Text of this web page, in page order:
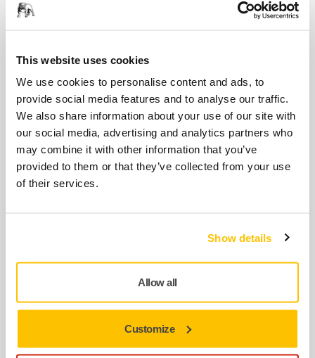
This website uses cookies
We use cookies to personalise content and ads, to
provide social media features and to analyse our traffic.
We also share information about your use of our site with
our social media, advertising and analytics partners who
may combine it with other information that you’ve
provided to them or that they’ve collected from your use
of their services.
Show details
Allow all
Customize
BIRLIKTE KULLANIN:
Iridium™ Ø 225 mm Cırt 9 Delik Styro
Polistiren yalıtım panellerinin
zımparalanması için geliştirilmiş Mirka
Iridium zımparanın özel versiyonu.
BIRLIKTE KULLANIN:
kablo ile önceden birleştirilmiş hortum.
BIRLIKTE KULLANIN:
Mirka 1230 M AFC EU 230V Toz Emiş
Makinesi